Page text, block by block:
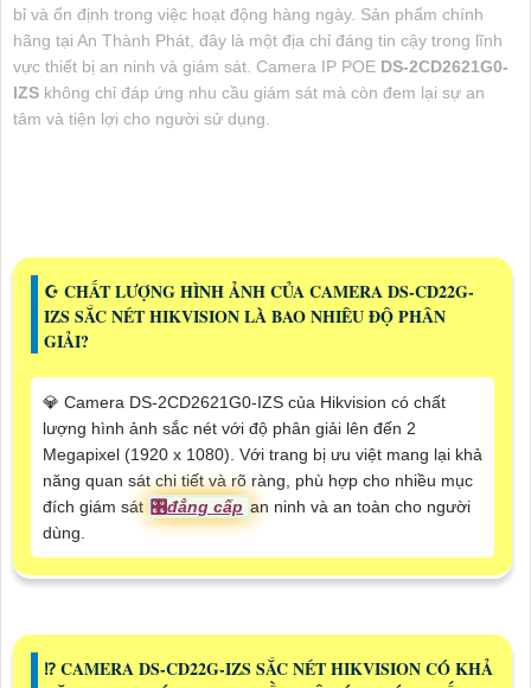
bỉ và ổn định trong việc hoạt động hàng ngày. Sản phẩm chính
hãng tại An Thành Phát, đây là một địa chỉ đáng tin cậy trong lĩnh
vực thiết bị an ninh và giám sát. Camera IP POE DS-2CD2621G0-
IZS không chỉ đáp ứng nhu cầu giám sát mà còn đem lại sự an
tâm và tiện lợi cho người sử dụng.
☪ CHẤT LƯỢNG HÌNH ẢNH CỦA CAMERA DS-CD22G-
IZS SẮC NÉT HIKVISION LÀ BAO NHIÊU ĐỘ PHÂN
GIẢI?
💎 Camera DS-2CD2621G0-IZS của Hikvision có chất
lượng hình ảnh sắc nét với độ phân giải lên đến 2
Megapixel (1920 x 1080). Với trang bị ưu việt mang lại khả
năng quan sát chi tiết và rõ ràng, phù hợp cho nhiều mục
đích giám sát 🎛đẳng cấp an ninh và an toàn cho người
dùng.
⁉️ CAMERA DS-CD22G-IZS SẮC NÉT HIKVISION CÓ KHẢ